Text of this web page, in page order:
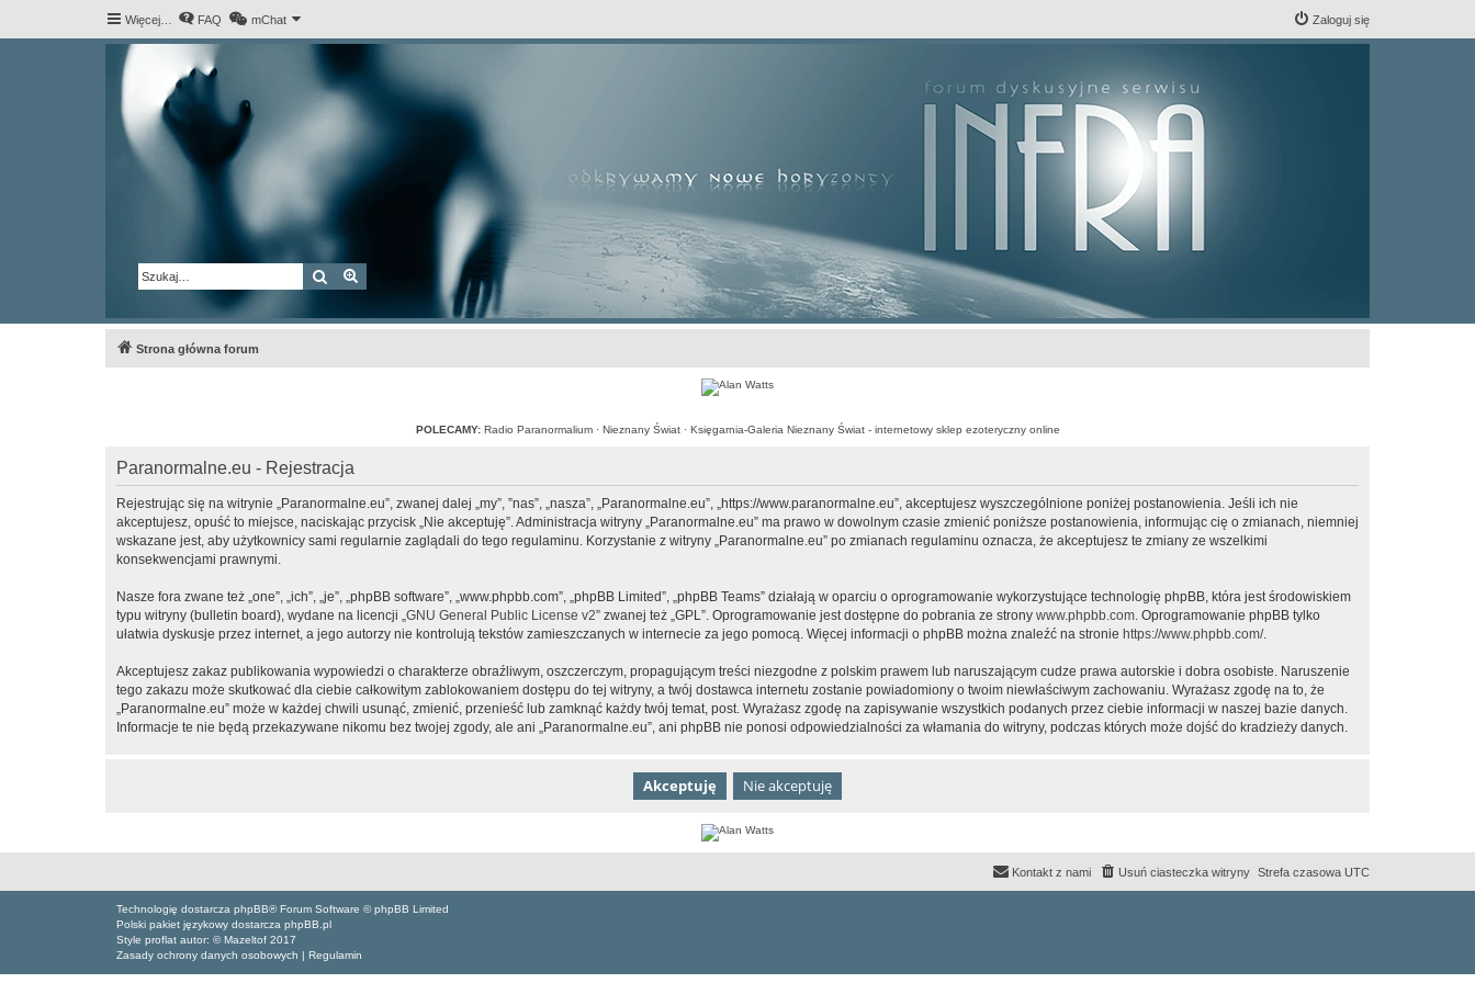
Więcej… FAQ mChat Zaloguj się
Szukaj Wyszukiwanie zaawansowane
Strona główna forum
POLECAMY: Radio Paranormalium· Nieznany Świat· Księgarnia-Galeria Nieznany Świat - internetowy sklep ezoteryczny online
Paranormalne.eu - Rejestracja
Rejestrując się na witrynie „Paranormalne.eu”, zwanej dalej „my”, ”nas”, „nasza”, „Paranormalne.eu”, „https://www.paranormalne.eu”, akceptujesz wyszczególnione poniżej postanowienia. Jeśli ich nie
akceptujesz, opuść to miejsce, naciskając przycisk „Nie akceptuję”. Administracja witryny „Paranormalne.eu” ma prawo w dowolnym czasie zmienić poniższe postanowienia, informując cię o zmianach, niemniej
wskazane jest, aby użytkownicy sami regularnie zaglądali do tego regulaminu. Korzystanie z witryny „Paranormalne.eu” po zmianach regulaminu oznacza, że akceptujesz te zmiany ze wszelkimi
konsekwencjami prawnymi.
Nasze fora zwane też „one”, „ich”, „je”, „phpBB software”, „www.phpbb.com”, „phpBB Limited”, „phpBB Teams” działają w oparciu o oprogramowanie wykorzystujące technologię phpBB, która jest środowiskiem
typu witryny (bulletin board), wydane na licencji „GNU General Public License v2” zwanej też „GPL”. Oprogramowanie jest dostępne do pobrania ze strony www.phpbb.com. Oprogramowanie phpBB tylko
ułatwia dyskusje przez internet, a jego autorzy nie kontrolują tekstów zamieszczanych w internecie za jego pomocą. Więcej informacji o phpBB można znaleźć na stronie https://www.phpbb.com/.
Akceptujesz zakaz publikowania wypowiedzi o charakterze obraźliwym, oszczerczym, propagującym treści niezgodne z polskim prawem lub naruszającym cudze prawa autorskie i dobra osobiste. Naruszenie
tego zakazu może skutkować dla ciebie całkowitym zablokowaniem dostępu do tej witryny, a twój dostawca internetu zostanie powiadomiony o twoim niewłaściwym zachowaniu. Wyrażasz zgodę na to, że
„Paranormalne.eu” może w każdej chwili usunąć, zmienić, przenieść lub zamknąć każdy twój temat, post. Wyrażasz zgodę na zapisywanie wszystkich podanych przez ciebie informacji w naszej bazie danych.
Informacje te nie będą przekazywane nikomu bez twojej zgody, ale ani „Paranormalne.eu”, ani phpBB nie ponosi odpowiedzialności za włamania do witryny, podczas których może dojść do kradzieży danych.
Strefa czasowa UTC
Usuń ciasteczka witryny
Kontakt z nami
Technologię dostarcza phpBB® Forum Software © phpBB Limited
Polski pakiet językowy dostarcza phpBB.pl
Style proflat autor: ©Mazeltof 2017
Zasady ochrony danych osobowych | Regulamin